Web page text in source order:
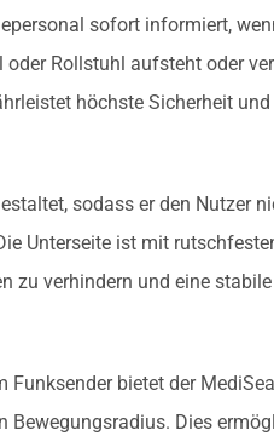
sofort informiert,
oder Rollstuhl aufsteht oder
höchste Sicherheit
sodass er den Nutzer
Unterseite ist mit
zu verhindern und eine
Funksender bietet der
Bewegungsradius. Dies